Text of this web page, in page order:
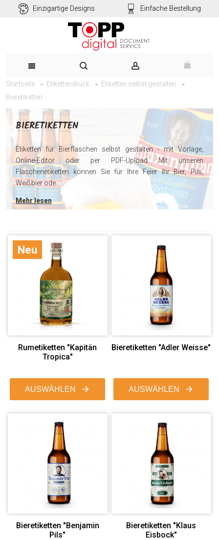
Einzigartige Designs Einfache Bestellung
Startseite Etikettendruck
Etiketten selbst gestalten
Bieretiketten
BIERETIKETTEN
Etiketten für Bierflaschen selbst gestalten - mit Vorlage,
Online-Editor oder per PDF-Upload Mit unseren
Flaschenetiketten können Sie für Ihre Feier Ihr Bier, Pils,
Weißbier ode...
Mehr lesen
Neu
Rumetiketten "Kapitän
Tropica"
AUSWÄHLEN
Bieretiketten "Adler Weisse"
AUSWÄHLEN
Bieretiketten "Benjamin
Pils"
Bieretiketten "Klaus
Eisbock"